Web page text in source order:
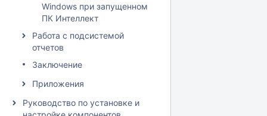
Windows при запущенном
ПК Интеллект
Работа с подсистемой
отчетов
Заключениe
Приложения
Руководство по установке и